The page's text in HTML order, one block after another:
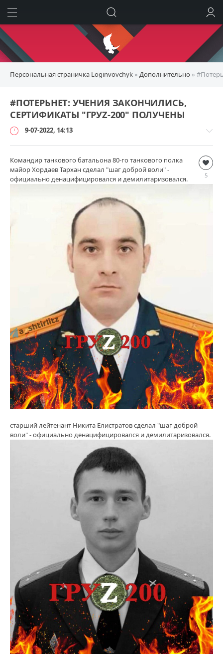
Персональная страничка Loginvovchyk » Дополнительно »
#ПОТЕРЬНЕТ: УЧЕНИЯ ЗАКОНЧИЛИСЬ,
СЕРТИФИКАТЫ "ГРУZ-200" ПОЛУЧЕНЫ
9-07-2022, 14:13
Дополнительно
loginvovchyk
103
5
Командир танкового батальона 80-го танкового полка
майор Хордаев Тархан сделал "шаг доброй воли" -
официально денацифицировался и демилитаризовался.
старший лейтенант Никита Елистратов сделал "шаг доброй
воли" - официально денацифицировался и демилитаризовался.